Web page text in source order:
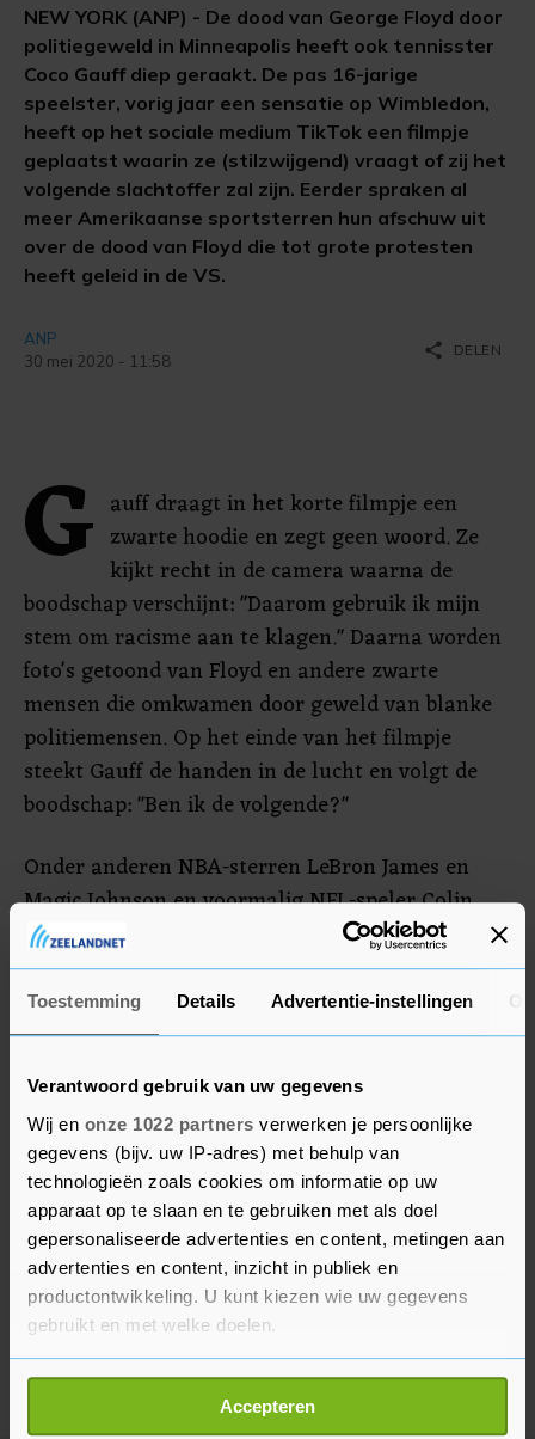
Toestemming Details Advertentie-instellingen
Verantwoord gebruik van uw gegevens
Wij en onze 1022 partners verwerken je persoonlijke
gegevens (bijv. uw IP-adres) met behulp van
technologieën zoals cookies om informatie op uw
apparaat op te slaan en te gebruiken met als doel
gepersonaliseerde advertenties en content, metingen aan
advertenties en content, inzicht in publiek en
productontwikkeling. U kunt kiezen wie uw gegevens
gebruikt en met welke doelen.
Als u het toestaat, willen we ook graag:
Informatie verzamelen over uw geografische
Accepteren
NEW YORK (ANP) - De dood van George Floyd door
politiegeweld in Minneapolis heeft ook tennisster
Coco Gauff diep geraakt. De pas 16-jarige
speelster, vorig jaar een sensatie op Wimbledon,
heeft op het sociale medium TikTok een filmpje
geplaatst waarin ze (stilzwijgend) vraagt of zij het
volgende slachtoffer zal zijn. Eerder spraken al
meer Amerikaanse sportsterren hun afschuw uit
over de dood van Floyd die tot grote protesten
heeft geleid in de VS.
ANP
30 mei 2020 - 11:58
share DELEN
G auff draagt in het korte filmpje een
zwarte hoodie en zegt geen woord. Ze
kijkt recht in de camera waarna de
boodschap verschijnt: "Daarom gebruik ik mijn
stem om racisme aan te klagen." Daarna worden
foto's getoond van Floyd en andere zwarte
mensen die omkwamen door geweld van blanke
politiemensen. Op het einde van het filmpje
steekt Gauff de handen in de lucht en volgt de
boodschap: "Ben ik de volgende?"
Onder anderen NBA-sterren LeBron James en
Magic Johnson en voormalig NFL-speler Colin
Kaepernick lieten al gelijkaardige boodschappen
horen.